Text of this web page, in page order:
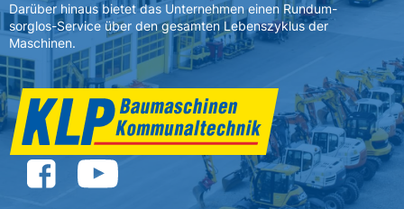
Darüber hinaus bietet das Unternehmen einen Rundum-
sorglos-Service über den gesamten Lebenszyklus der
Maschinen.